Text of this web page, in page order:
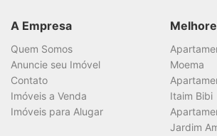
A Empresa
Quem Somos
Anuncie seu Imóvel
Contato
Imóveis a Venda
Imóveis para Alugar
Moema
Itaim Bibi
Jardim